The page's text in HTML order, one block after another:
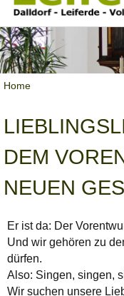
Home
DEM
NEUEN
Er ist da: Der
Und wir gehören zu
dürfen.
Also: Singen, singen,
Wir suchen unsere